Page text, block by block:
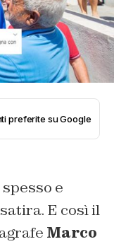
preferite su Google
e
E così il
Marco